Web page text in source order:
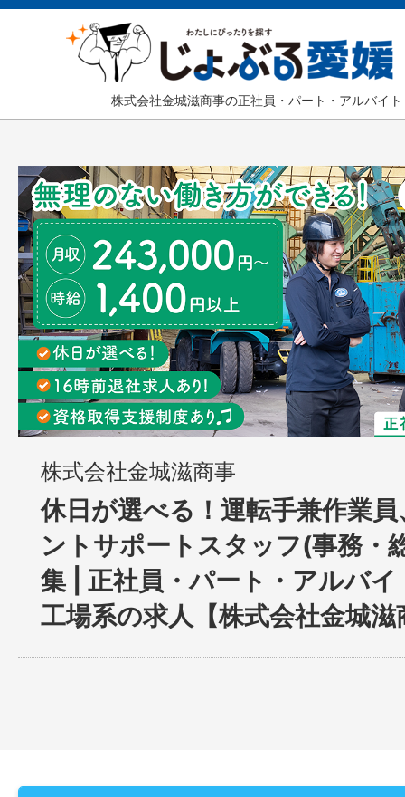
株式会社金城滋商事の正社員・パート・アルバイ
株式会社金城滋商事
休日が選べる！運転手兼作業
ントサポートスタッフ(事務・
集 | 正社員・パート・アルバ
工場系の求人【株式会社金城滋